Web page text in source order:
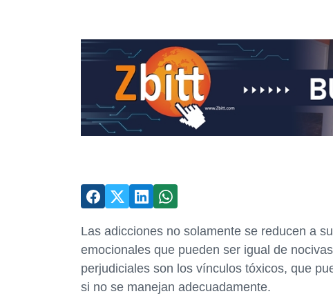
Las adicciones no solamente se reducen a
emocionales que pueden ser igual de
perjudiciales son los vínculos tóxicos, que
si no se manejan adecuadamente.